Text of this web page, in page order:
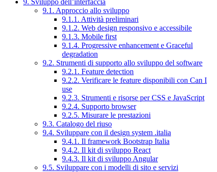
9. Sviluppo dell’interfaccia
9.1. Approccio allo sviluppo
9.1.1. Attività preliminari
9.1.2. Web design responsivo e accessibile
9.1.3. Mobile first
9.1.4. Progressive enhancement e Graceful
degradation
9.2. Strumenti di supporto allo sviluppo del software
9.2.1. Feature detection
9.2.2. Verificare le feature disponibili con Can I
use
9.2.3. Strumenti e risorse per CSS e JavaScript
9.2.4. Supporto browser
9.2.5. Misurare le prestazioni
9.3. Catalogo del riuso
9.4. Sviluppare con il design system .italia
9.4.1. Il framework Bootstrap Italia
9.4.2. Il kit di sviluppo React
9.4.3. Il kit di sviluppo Angular
9.5. Sviluppare con i modelli di sito e servizi